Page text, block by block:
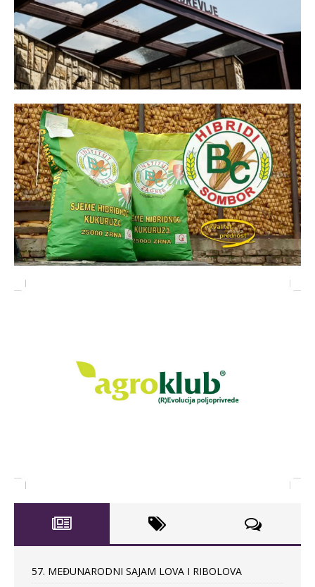
57. MEĐUNARODNI SAJAM LOVA I RIBOLOVA